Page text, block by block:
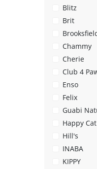
Blitz
Brit
Chammy
Cherie
Club 4
Enso
Felix
Guabi
Happy Cat
Hill's
INABA
KIPPY